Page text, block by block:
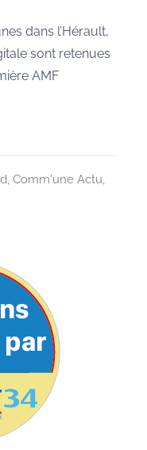
dans l’Hérault,
sont retenues
AMF
, Comm'une Actu,